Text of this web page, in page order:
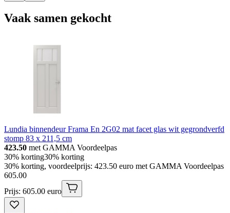
Vaak samen gekocht
Lundia binnendeur Frama En 2G02 mat facet glas wit gegrondverfd
stomp 83 x 211,5 cm
423.50 met GAMMA Voordeelpas
30% korting30% korting
30% korting, voordeelprijs: 423.50 euro met GAMMA Voordeelpas
605.00
Prijs: 605.00 euro